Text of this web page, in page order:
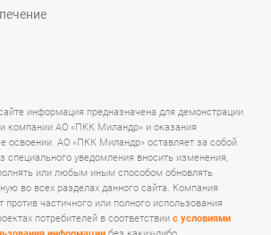
информация предназначена для демонстрации
компании АО «ПКК Миландр» и оказания
освоении. АО «ПКК Миландр» оставляет за собой
специального уведомления вносить изменения,
или любым иным способом обновлять
во всех разделах данного сайта. Компания
частичного или полного использования
потребителей в соответствии с условиями